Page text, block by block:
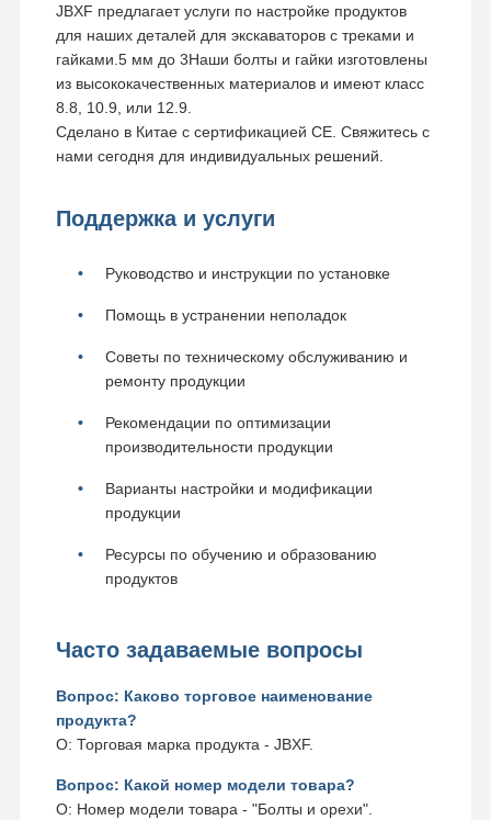
JBXF предлагает услуги по настройке продуктов
для наших деталей для экскаваторов с треками и
гайками.5 мм до 3Наши болты и гайки изготовлены
из высококачественных материалов и имеют класс
8.8, 10.9, или 12.9.
Сделано в Китае с сертификацией CE. Свяжитесь с
нами сегодня для индивидуальных решений.
Поддержка и услуги
Руководство и инструкции по установке
Помощь в устранении неполадок
Советы по техническому обслуживанию и
ремонту продукции
Рекомендации по оптимизации
производительности продукции
Варианты настройки и модификации
продукции
Ресурсы по обучению и образованию
продуктов
Часто задаваемые вопросы
Вопрос: Каково торговое наименование
продукта?
О: Торговая марка продукта - JBXF.
Вопрос: Какой номер модели товара?
О: Номер модели товара - "Болты и орехи".